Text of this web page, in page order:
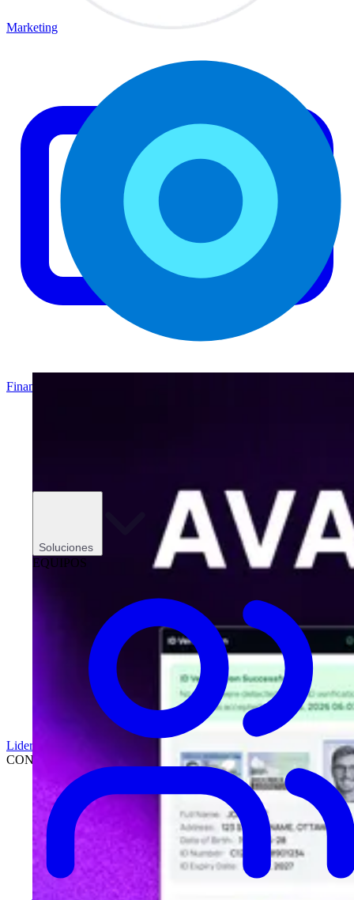
Soluciones
EQUIPOS
Marketing
Finanzas
Liderazgo
CONCESIONARIOS